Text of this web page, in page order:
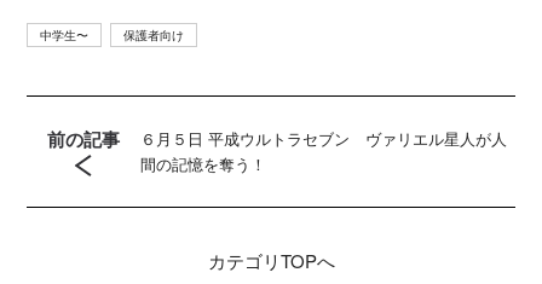
中学生〜 保護者向け
前の記事
６月５日 平成ウルトラセブン ヴァリエル星人が人
間の記憶を奪う！
カテゴリTOPへ